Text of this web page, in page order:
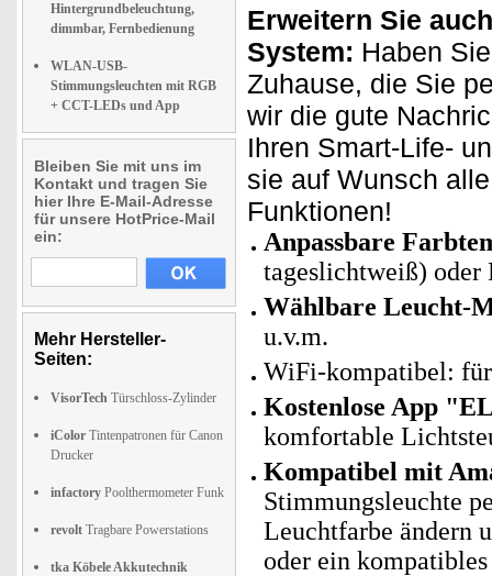
Hintergrundbeleuchtung,
dimmbar, Fernbedienung
WLAN-USB-
Stimmungsleuchten mit RGB
+ CCT-LEDs und App
Bleiben Sie mit uns im
Kontakt und tragen Sie
hier Ihre E-Mail-Adresse
für unsere HotPrice-Mail
ein:
Mehr Hersteller-
Seiten:
VisorTech Türschloss-Zylinder
iColor Tintenpatronen für Canon
Drucker
infactory Poolthermometer Funk
revolt Tragbare Powerstations
tka Köbele Akkutechnik
Erweitern Sie
System: Haben
Zuhause, die Sie
wir die gute
Ihren Smart-Life-
sie auf Wunsch
Funktionen!
Anpassbare
tageslichtweiß) oder
Wählbare Leucht-
u.v.m.
WiFi-kompatibel:
Kostenlose App
komfortable
Kompatibel mit
Stimmungsleuchte
Leuchtfarbe ändern
oder ein